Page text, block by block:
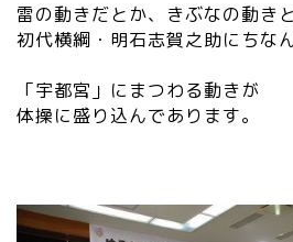
雷の動きだとか、きぶなの動きと
初代横綱・明石志賀之助にちな
「宇都宮」にまつわる動きが
体操に盛り込んであります。